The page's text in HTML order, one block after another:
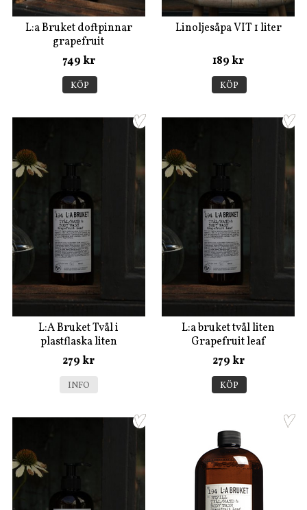
L:a Bruket doftpinnar
grapefruit
749 kr
KÖP
Linoljesåpa VIT 1 liter
189 kr
KÖP
L:A Bruket Tvål i
plastflaska liten
Citrongräs
279 kr
INFO
L:a bruket tvål liten
Grapefruit leaf
279 kr
KÖP